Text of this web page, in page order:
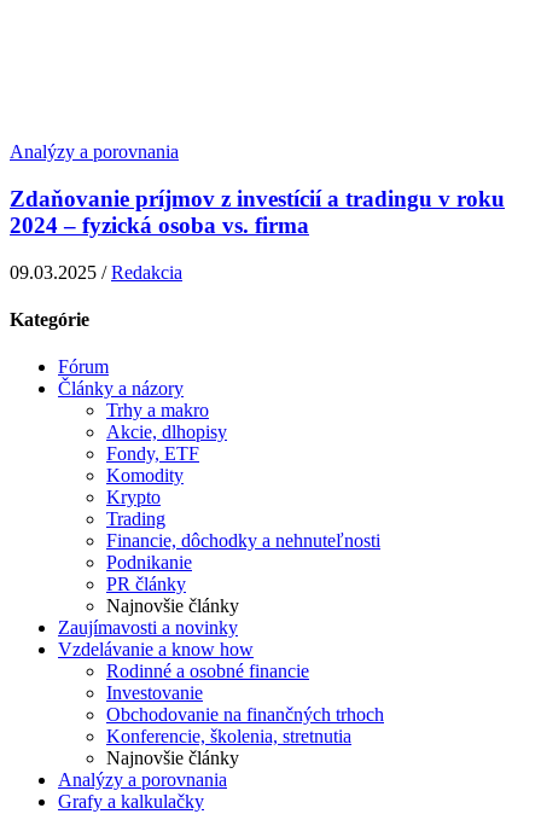
Analýzy a porovnania
Zdaňovanie príjmov z investícií a tradingu v roku
2024 – fyzická osoba vs. firma
09.03.2025 /Redakcia
Kategórie
Fórum
Články a názory
Trhy a makro
Akcie, dlhopisy
Fondy, ETF
Komodity
Krypto
Trading
Financie, dôchodky a nehnuteľnosti
Podnikanie
PR články
Najnovšie články
Zaujímavosti a novinky
Vzdelávanie a know how
Rodinné a osobné financie
Investovanie
Obchodovanie na finančných trhoch
Konferencie, školenia, stretnutia
Najnovšie články
Analýzy a porovnania
Grafy a kalkulačky